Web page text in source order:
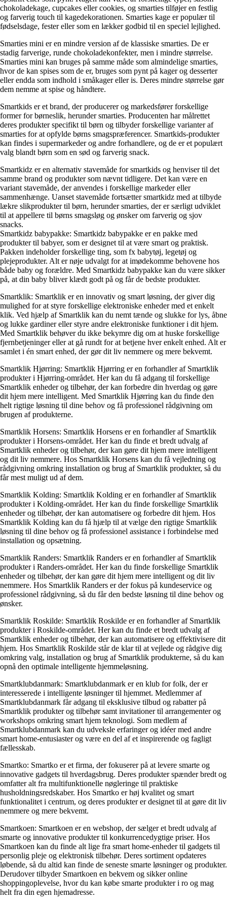
chokoladekage, cupcakes eller cookies, og smarties tilføjer en festlig
og farverig touch til kagedekorationen. Smarties kage er populær til
fødselsdage, fester eller som en lækker godbid til en speciel lejlighed.
Smarties mini er en mindre version af de klassiske smarties. De er
stadig farverige, runde chokoladekonfekter, men i mindre størrelse.
Smarties mini kan bruges på samme måde som almindelige smarties,
hvor de kan spises som de er, bruges som pynt på kager og desserter
eller endda som indhold i småkager eller is. Deres mindre størrelse gør
dem nemme at spise og håndtere.
Smartkids er et brand, der producerer og markedsfører forskellige
former for børneslik, herunder smarties. Producenten har målrettet
deres produkter specifikt til børn og tilbyder forskellige varianter af
smarties for at opfylde børns smagspræferencer. Smartkids-produkter
kan findes i supermarkeder og andre forhandlere, og de er et populært
valg blandt børn som en sød og farverig snack.
Smartkidz er en alternativ stavemåde for smartkids og henviser til det
samme brand og produkter som nævnt tidligere. Det kan være en
variant stavemåde, der anvendes i forskellige markeder eller
sammenhænge. Uanset stavemåde fortsætter smartkidz med at tilbyde
lækre slikprodukter til børn, herunder smarties, der er særligt udviklet
til at appellere til børns smagsløg og ønsker om farverig og sjov
snacks.
Smartkidz babypakke: Smartkidz babypakke er en pakke med
produkter til babyer, som er designet til at være smart og praktisk.
Pakken indeholder forskellige ting, som fx babytøj, legetøj og
plejeprodukter. Alt er nøje udvalgt for at imødekomme behovene hos
både baby og forældre. Med Smartkidz babypakke kan du være sikker
på, at din baby bliver klædt godt på og får de bedste produkter.
Smartklik: Smartklik er en innovativ og smart løsning, der giver dig
mulighed for at styre forskellige elektroniske enheder med et enkelt
klik. Ved hjælp af Smartklik kan du nemt tænde og slukke for lys, åbne
og lukke gardiner eller styre andre elektroniske funktioner i dit hjem.
Med Smartklik behøver du ikke bekymre dig om at huske forskellige
fjernbetjeninger eller at gå rundt for at betjene hver enkelt enhed. Alt er
samlet i én smart enhed, der gør dit liv nemmere og mere bekvemt.
Smartklik Hjørring: Smartklik Hjørring er en forhandler af Smartklik
produkter i Hjørring-området. Her kan du få adgang til forskellige
Smartklik enheder og tilbehør, der kan forbedre din hverdag og gøre
dit hjem mere intelligent. Med Smartklik Hjørring kan du finde den
helt rigtige løsning til dine behov og få professionel rådgivning om
brugen af produkterne.
Smartklik Horsens: Smartklik Horsens er en forhandler af Smartklik
produkter i Horsens-området. Her kan du finde et bredt udvalg af
Smartklik enheder og tilbehør, der kan gøre dit hjem mere intelligent
og dit liv nemmere. Hos Smartklik Horsens kan du få vejledning og
rådgivning omkring installation og brug af Smartklik produkter, så du
får mest muligt ud af dem.
Smartklik Kolding: Smartklik Kolding er en forhandler af Smartklik
produkter i Kolding-området. Her kan du finde forskellige Smartklik
enheder og tilbehør, der kan automatisere og forbedre dit hjem. Hos
Smartklik Kolding kan du få hjælp til at vælge den rigtige Smartklik
løsning til dine behov og få professionel assistance i forbindelse med
installation og opsætning.
Smartklik Randers: Smartklik Randers er en forhandler af Smartklik
produkter i Randers-området. Her kan du finde forskellige Smartklik
enheder og tilbehør, der kan gøre dit hjem mere intelligent og dit liv
nemmere. Hos Smartklik Randers er der fokus på kundeservice og
professionel rådgivning, så du får den bedste løsning til dine behov og
ønsker.
Smartklik Roskilde: Smartklik Roskilde er en forhandler af Smartklik
produkter i Roskilde-området. Her kan du finde et bredt udvalg af
Smartklik enheder og tilbehør, der kan automatisere og effektivisere dit
hjem. Hos Smartklik Roskilde står de klar til at vejlede og rådgive dig
omkring valg, installation og brug af Smartklik produkterne, så du kan
opnå den optimale intelligente hjemmeløsning.
Smartklubdanmark: Smartklubdanmark er en klub for folk, der er
interesserede i intelligente løsninger til hjemmet. Medlemmer af
Smartklubdanmark får adgang til eksklusive tilbud og rabatter på
Smartklik produkter og tilbehør samt invitationer til arrangementer og
workshops omkring smart hjem teknologi. Som medlem af
Smartklubdanmark kan du udveksle erfaringer og idéer med andre
smart home-entusiaster og være en del af et inspirerende og fagligt
fællesskab.
Smartko: Smartko er et firma, der fokuserer på at levere smarte og
innovative gadgets til hverdagsbrug. Deres produkter spænder bredt og
omfatter alt fra multifunktionelle nøgleringe til praktiske
husholdningsredskaber. Hos Smartko er høj kvalitet og smart
funktionalitet i centrum, og deres produkter er designet til at gøre dit liv
nemmere og mere bekvemt.
Smartkoen: Smartkoen er en webshop, der sælger et bredt udvalg af
smarte og innovative produkter til konkurrencedygtige priser. Hos
Smartkoen kan du finde alt lige fra smart home-enheder til gadgets til
personlig pleje og elektronisk tilbehør. Deres sortiment opdateres
løbende, så du altid kan finde de seneste smarte løsninger og produkter.
Derudover tilbyder Smartkoen en bekvem og sikker online
shoppingoplevelse, hvor du kan købe smarte produkter i ro og mag
helt fra din egen hjemadresse.